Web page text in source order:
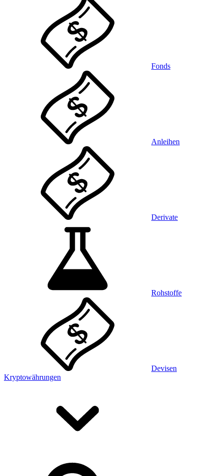
Fonds
Anleihen
Derivate
Rohstoffe
Devisen
Kryptowährungen